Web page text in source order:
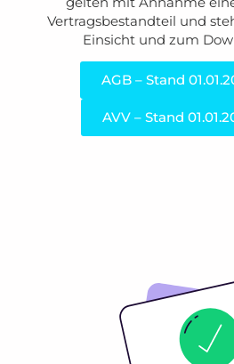
Vertragsbestandteil und
Einsicht und zum
AGB – Stand
AVV – Stand